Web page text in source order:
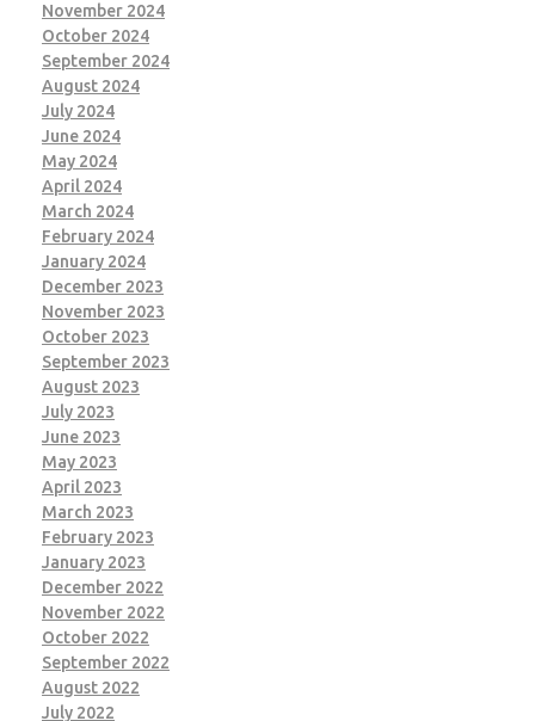
November 2024
October 2024
September 2024
August 2024
July 2024
June 2024
May 2024
April 2024
March 2024
February 2024
January 2024
December 2023
November 2023
October 2023
September 2023
August 2023
July 2023
June 2023
May 2023
April 2023
March 2023
February 2023
January 2023
December 2022
November 2022
October 2022
September 2022
August 2022
July 2022